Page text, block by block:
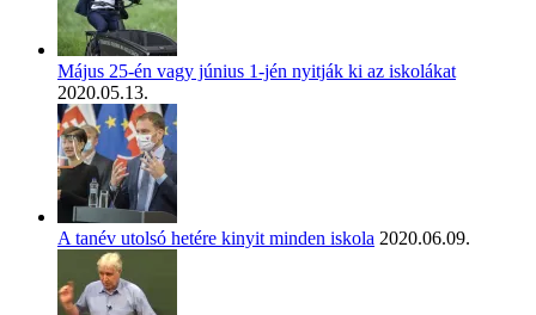
Május 25-én vagy június 1-jén nyitják ki az iskolákat
2020.05.13.
A tanév utolsó hetére kinyit minden iskola 2020.06.09.